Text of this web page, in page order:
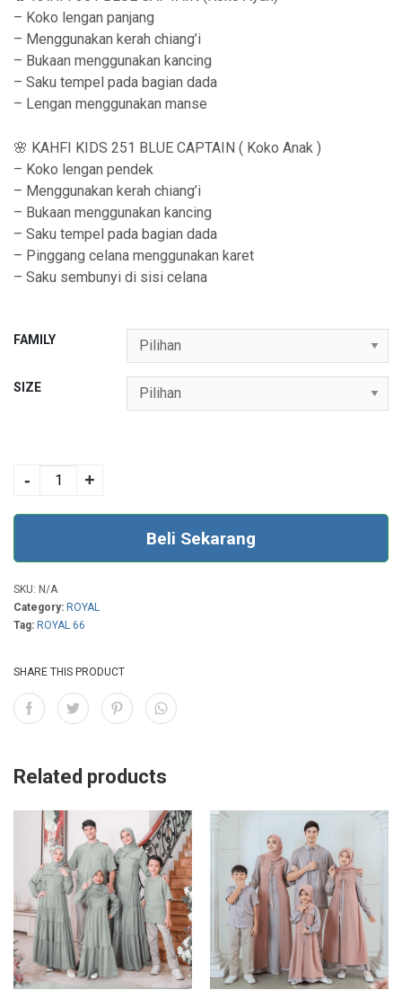
5
9
,
0
0
– Koko lengan panjang
– Menggunakan kerah chiang’i
– Bukaan menggunakan kancing
– Saku tempel pada bagian dada
– Lengan menggunakan manse
🌸 KAHFI KIDS 251 BLUE CAPTAIN ( Koko Anak )
– Koko lengan pendek
– Menggunakan kerah chiang’i
– Bukaan menggunakan kancing
– Saku tempel pada bagian dada
– Pinggang celana menggunakan karet
– Saku sembunyi di sisi celana
FAMILY
SIZE
CAPTAIN quantity
- +
Beli Sekarang
SKU: N/A
Category: ROYAL
Tag: ROYAL 66
SHARE THIS PRODUCT
Related products